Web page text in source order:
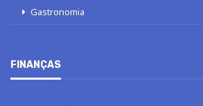
Gastronomia
FINANÇAS